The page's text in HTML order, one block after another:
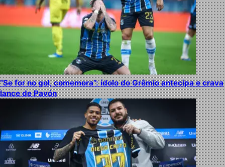
“Se for no gol, comemora”: ídolo do Grêmio antecipa e crava
lance de Pavón